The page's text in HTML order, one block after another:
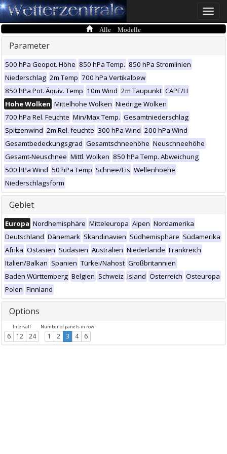
Toggle
Alle Modelle
Parameter
500 hPa Geopot. Höhe 850 hPa Temp. 850 hPa Stromlinien
Niederschlag 2m Temp 700 hPa Vertikalbew
850 hPa Pot. Äquiv. Temp 10m Wind 2m Taupunkt CAPE/LI
Hohe Wolken Mittelhohe Wolken Niedrige Wolken
700 hPa Rel. Feuchte Min/Max Temp. Gesamtniederschlag
Spitzenwind 2m Rel. feuchte 300 hPa Wind 200 hPa Wind
Gesamtbedeckungsgrad Gesamtschneehöhe Neuschneehöhe
Gesamt-Neuschnee Mittl. Wolken 850 hPa Temp. Abweichung
500 hPa Wind 50 hPa Temp Schnee/Eis Wellenhoehe
Niederschlagsform
Gebiet
Europa Nordhemisphäre Mitteleuropa Alpen Nordamerika
Deutschland Dänemark Skandinavien Südhemisphäre Südamerika
Afrika Ostasien Südasien Australien Niederlande Frankreich
Italien/Balkan Spanien Türkei/Nahost Großbritannien
Baden Württemberg Belgien Schweiz Island Österreich Osteuropa
Polen Finnland
Options
Intervall
6 12 24
Number of panels in row
1 2 3 4 6